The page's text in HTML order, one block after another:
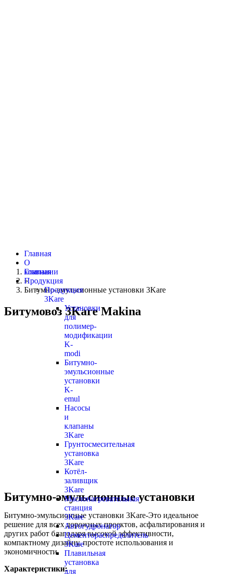
Главная
О
компании
Продукция
Продукция
3Kare
Установки
для
полимер-
модификации
K-
modi
Битумно-
эмульсионные
установки
K-
emul
Насосы
и
клапаны
3Kare
Грунтосмесительная
установка
3Kare
Котёл-
заливщик
3Kare
Маслонагревательная
станция
3Kare
Автогудронатор
Цементораспределитель
3Kare
Плавильная
установка
для
Главная
»
Битумно-эмульсионные установки 3Kare
Битумовоз 3Kare Makina
Битумно-эмульсионные установки
Битумно-эмульсионные установки 3Kare-Это идеальное
решение для всех дорожных проектов, асфальтирования и
других работ благодаря высокой эффективности,
компактному дизайну, простоте использования и
экономичности.
Характеристики: